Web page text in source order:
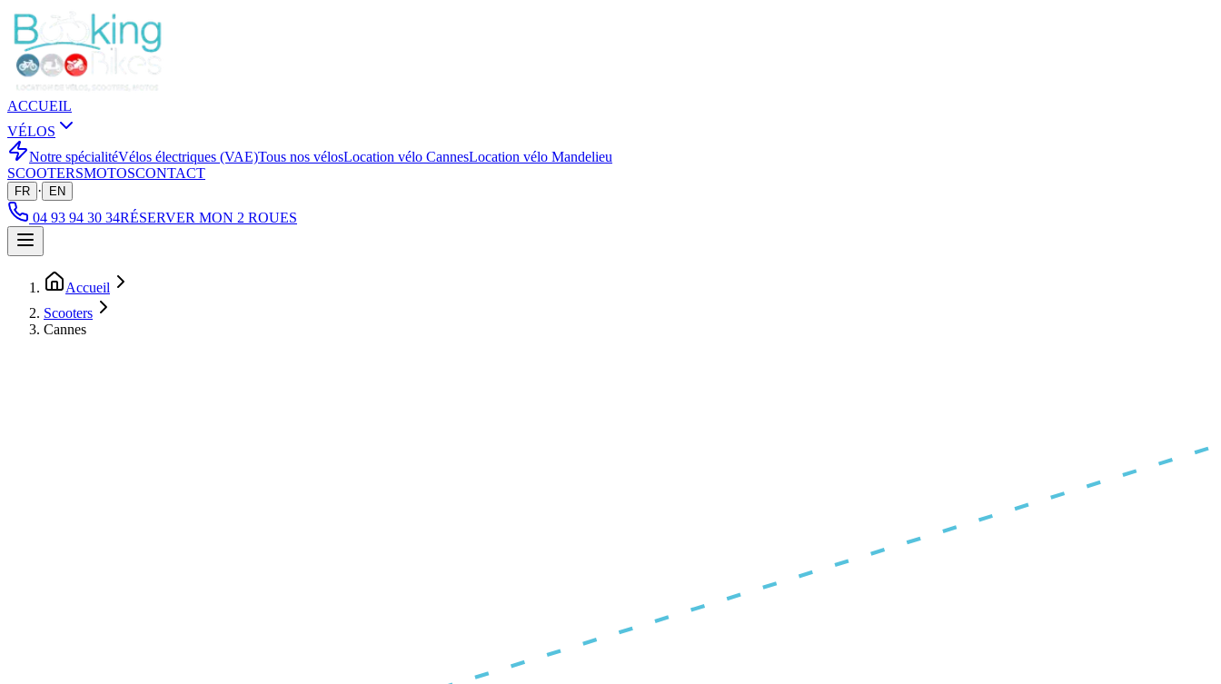
ACCUEIL
VÉLOS
Notre spécialitéVélos électriques (VAE)Tous nos vélosLocation vélo CannesLocation vélo Mandelieu
SCOOTERSMOTOSCONTACT
FR · EN
04 93 94 30 34RÉSERVER MON 2 ROUES
Accueil
Scooters
Cannes